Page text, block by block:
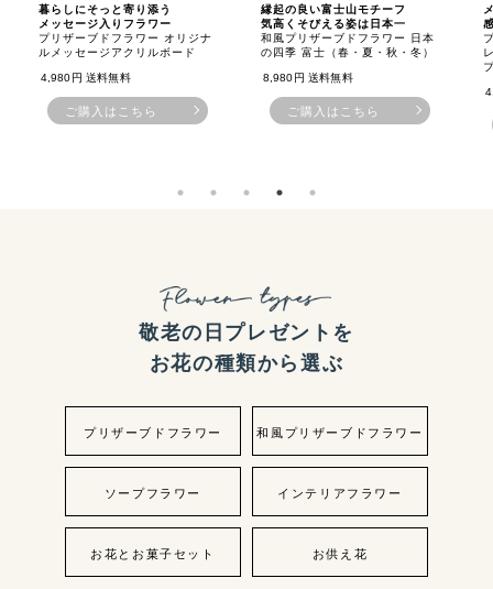
縁起の良い富士山モチーフ
気高くそびえる姿は日本一
和風プリザーブドフラワー 日本
の四季 富士（春・夏・秋・冬）
8,980円送料無料
ご購入はこちら
メッセージも添えられる！
感謝が伝わるフラワートート
プリザーブドフラワーフォトフ
レーム
ご購入はこちら
敬老の日プレゼントを
お花の種類から選ぶ
プリザーブドフラワー 和風プリザーブドフラワー
ソープフラワー インテリアフラワー
お花とお菓子セット お供え花